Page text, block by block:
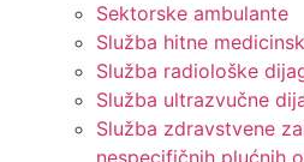
Sektorske ambulante
Služba hitne
Služba radiološke
Služba ultrazvučne
Služba zdravstvene